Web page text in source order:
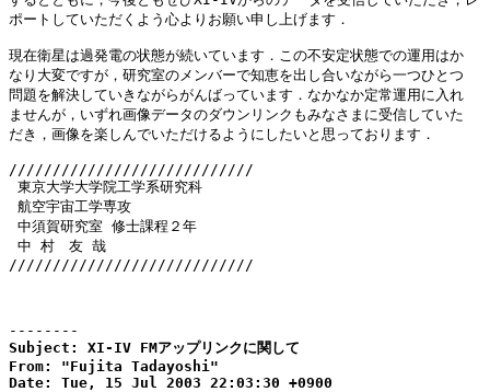
ポートしていただくよう心よりお願い申し上げます．
現在衛星は過発電の状態が続いています．この不安定状態での運用はか
なり大変ですが，研究室のメンバーで知恵を出し合いながら一つひとつ
問題を解決していきながらがんばっています．なかなか定常運用に入れ
ませんが，いずれ画像データのダウンリンクもみなさまに受信していた
だき，画像を楽しんでいただけるようにしたいと思っております．
////////////////////////////
東京大学大学院工学系研究科
航空宇宙工学専攻
中須賀研究室 修士課程２年
中 村　友 哉
////////////////////////////
--------
Subject: XI-IV FMアップリンクに関して
From: "Fujita Tadayoshi"
Date: Tue, 15 Jul 2003 22:03:30 +0900